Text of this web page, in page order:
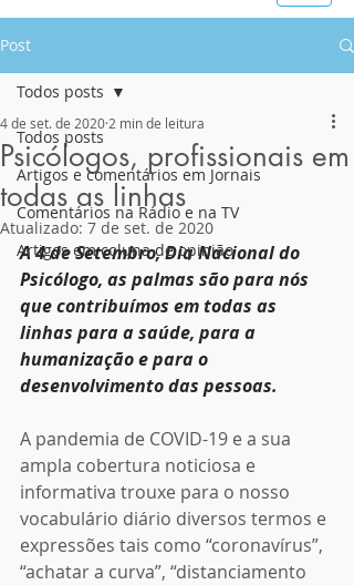
Post
Todos posts
Artigos e comentários em Jornais
Comentários na Rádio e na TV
Artigos em coluna de opinião
Todos posts
Psicólogos, profissionais em
todas as linhas
4 de set. de 2020 2 min de leitura
Atualizado: 7 de set. de 2020
A 4 de Setembro, Dia Nacional do
Psicólogo, as palmas são para nós
que contribuímos em todas as
linhas para a saúde, para a
humanização e para o
desenvolvimento das pessoas.
A pandemia de COVID-19 e a sua
ampla cobertura noticiosa e
informativa trouxe para o nosso
vocabulário diário diversos termos e
expressões tais como “coronavírus”,
“achatar a curva”, “distanciamento